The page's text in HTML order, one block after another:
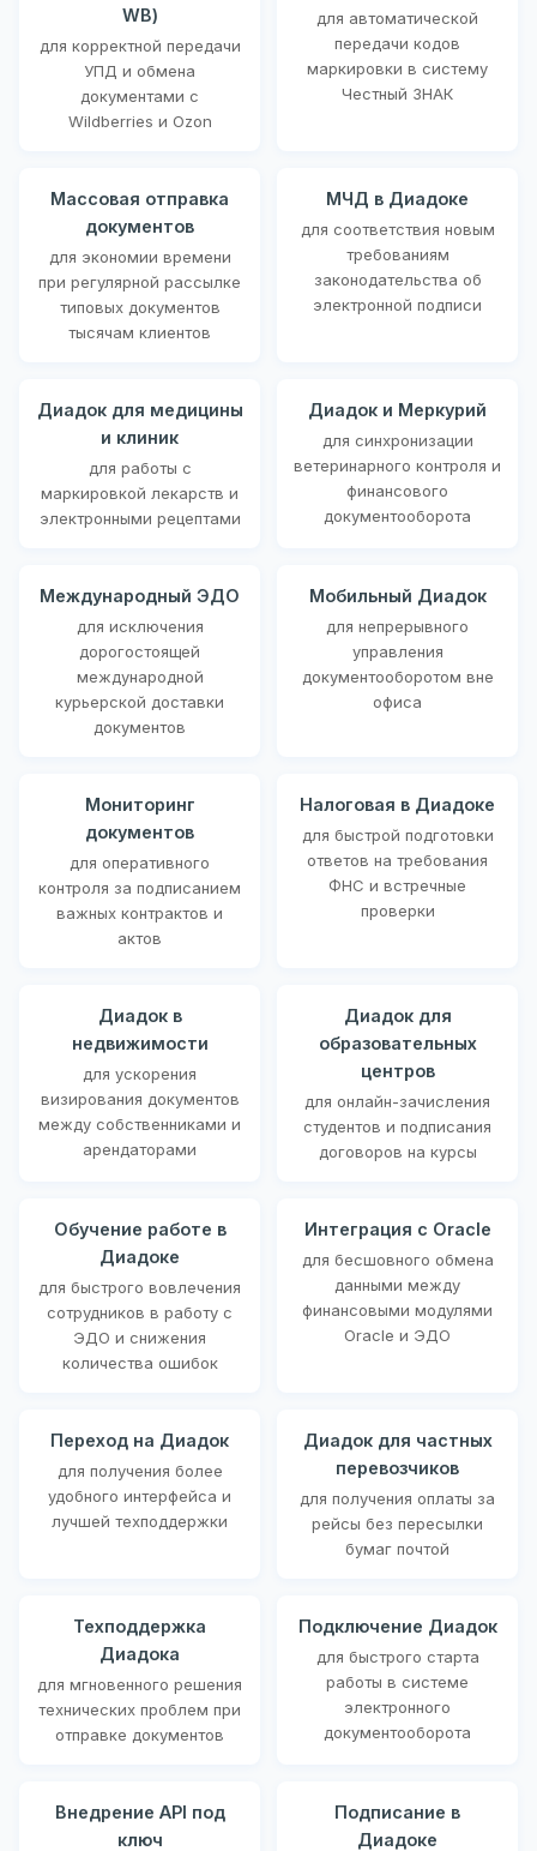
WB)
для корректной передачи
УПД и обмена
документами с
Wildberries и Ozon
для автоматической
передачи кодов
маркировки в систему
Честный ЗНАК
Массовая отправка
документов
для экономии времени
при регулярной рассылке
типовых документов
тысячам клиентов
МЧД в Диадоке
для соответствия новым
требованиям
законодательства об
электронной подписи
Диадок для медицины
и клиник
для работы с
маркировкой лекарств и
электронными рецептами
Диадок и Меркурий
для синхронизации
ветеринарного контроля и
финансового
документооборота
Международный ЭДО
для исключения
дорогостоящей
международной
курьерской доставки
документов
Мобильный Диадок
для непрерывного
управления
документооборотом вне
офиса
Мониторинг
документов
для оперативного
контроля за подписанием
важных контрактов и
актов
Налоговая в Диадоке
для быстрой подготовки
ответов на требования
ФНС и встречные
проверки
Диадок в
недвижимости
для ускорения
визирования документов
между собственниками и
арендаторами
Диадок для
образовательных
центров
для онлайн-зачисления
студентов и подписания
договоров на курсы
Обучение работе в
Диадоке
для быстрого вовлечения
сотрудников в работу с
ЭДО и снижения
количества ошибок
Интеграция с Oracle
для бесшовного обмена
данными между
финансовыми модулями
Oracle и ЭДО
Переход на Диадок
для получения более
удобного интерфейса и
лучшей техподдержки
Диадок для частных
перевозчиков
для получения оплаты за
рейсы без пересылки
бумаг почтой
Техподдержка
Диадока
для мгновенного решения
технических проблем при
отправке документов
Подключение Диадок
для быстрого старта
работы в системе
электронного
документооборота
Внедрение API под
ключ
Подписание в
Диадоке